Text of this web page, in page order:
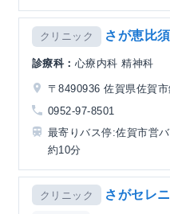
クリニック さが恵比
診療科： 心療内科 精神科
〒8490936 佐賀県佐賀
0952-97-8501
最寄りバス停:佐賀市営
約10分
クリニック さがセレ